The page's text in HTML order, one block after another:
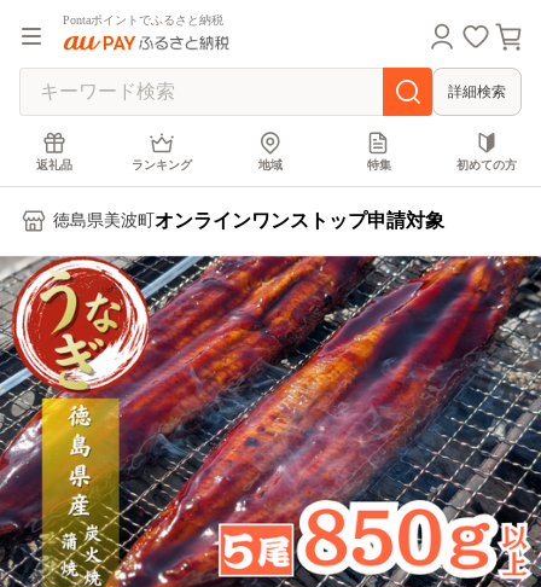
Pontaポイントでふるさと納税
詳細検索
返礼品 ランキング 地域 特集 初めての方
徳島県美波町 オンラインワンストップ申請対象